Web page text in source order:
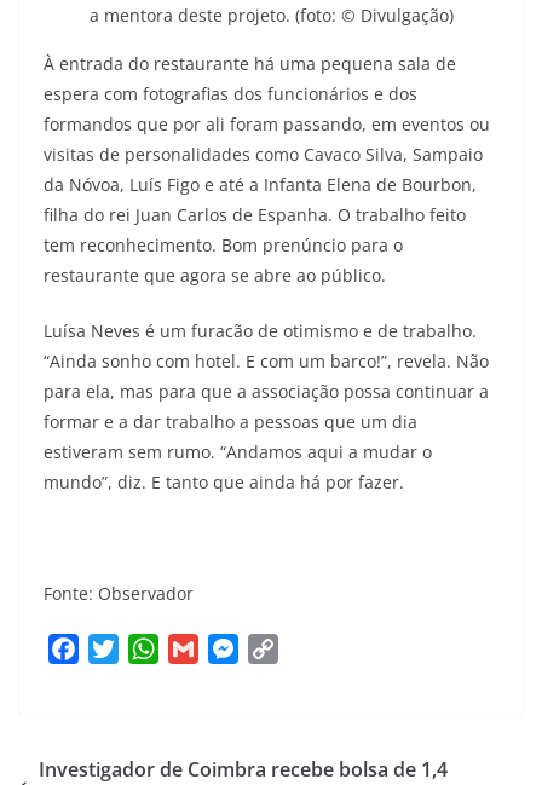
a mentora deste projeto. (foto: © Divulgação)
À entrada do restaurante há uma pequena sala de
espera com fotografias dos funcionários e dos
formandos que por ali foram passando, em eventos ou
visitas de personalidades como Cavaco Silva, Sampaio
da Nóvoa, Luís Figo e até a Infanta Elena de Bourbon,
filha do rei Juan Carlos de Espanha. O trabalho feito
tem reconhecimento. Bom prenúncio para o
restaurante que agora se abre ao público.
Luísa Neves é um furacão de otimismo e de trabalho.
“Ainda sonho com hotel. E com um barco!”, revela. Não
para ela, mas para que a associação possa continuar a
formar e a dar trabalho a pessoas que um dia
estiveram sem rumo. “Andamos aqui a mudar o
mundo”, diz. E tanto que ainda há por fazer.
Fonte: Observador
b
t
W
s
l
M
e
L
Investigador de Coimbra recebe bolsa de 1,4